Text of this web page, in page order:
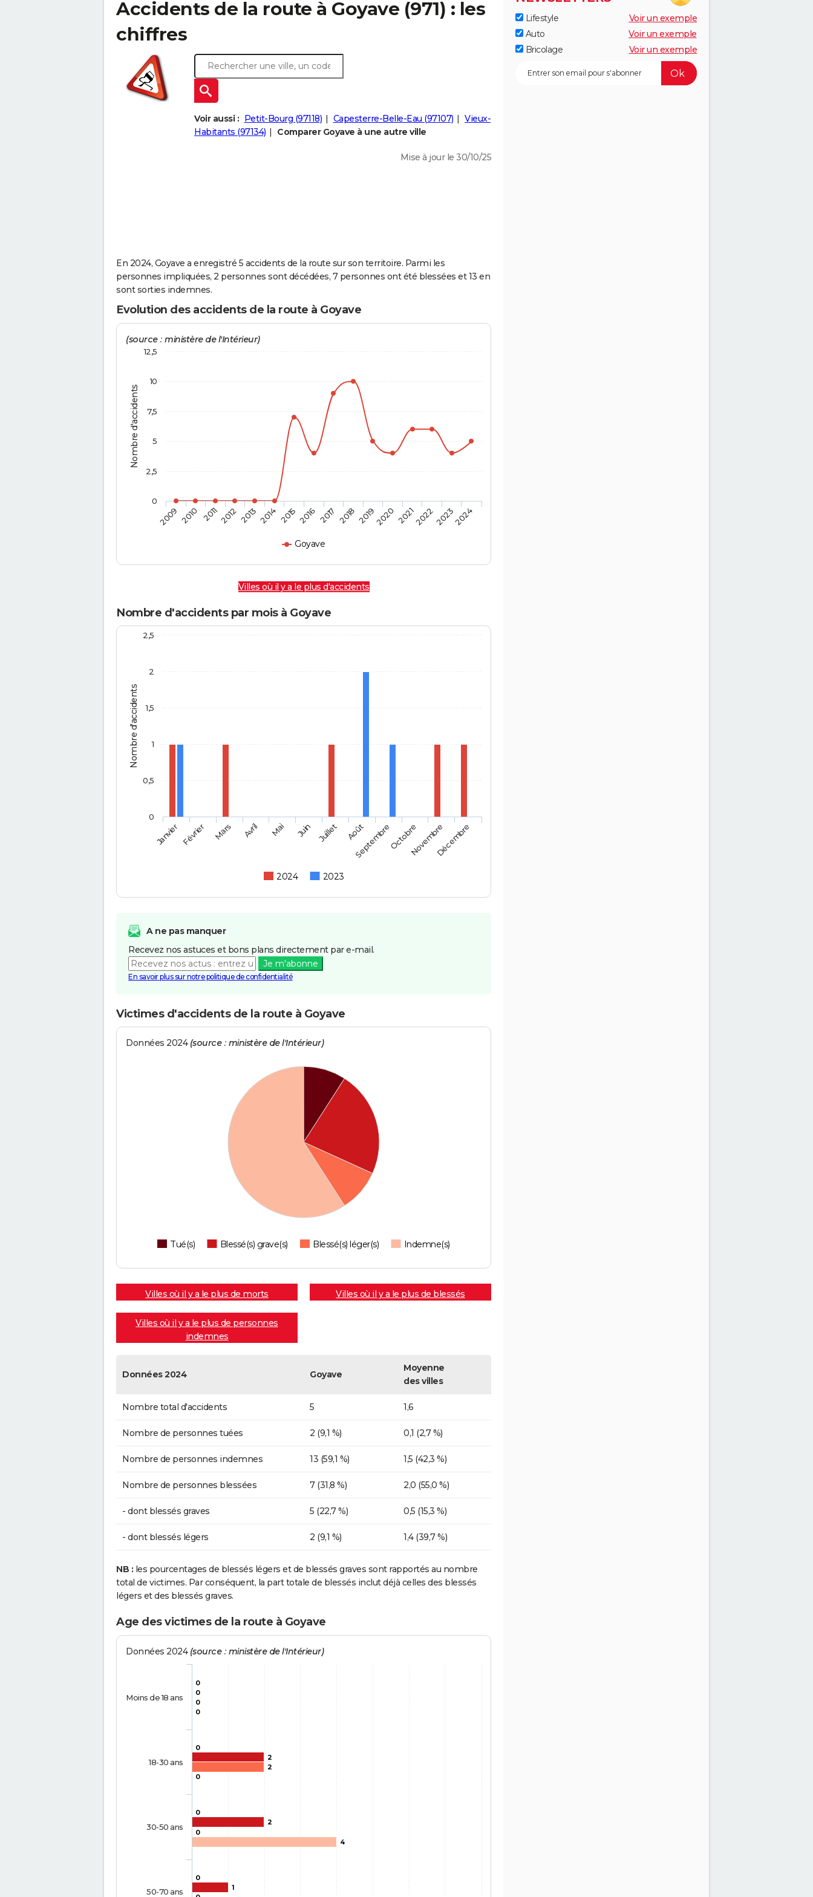
Accidents de la route à Goyave (971) : les
chiffres
Voir aussi : Petit-Bourg (97118) Capesterre-Belle-Eau (97107)
Vieux-
Habitants (97134)
Comparer Goyave à une autre ville
Mise à jour le 30/10/25
En 2024, Goyave a enregistré 5 accidents de la route sur son territoire. Parmi les
personnes impliquées, 2 personnes sont décédées, 7 personnes ont été blessées et 13 en
sont sorties indemnes.
Evolution des accidents de la route à Goyave
Nombre d'accidents
(source : ministère de l'Intérieur)
Goyave
2009 2010 20112012 2013 2014 2015 2016 2017 2018 20192020 2021202220232024
0
2,5
5
7,5
10
12,5
Villes où il y a le plus d'accidents
Nombre d'accidents par mois à Goyave
Nombre d'accidents
2024 2023
Janvier Février Mars Avril Mai Juin Juillet Août
SeptembreOctobreNovembreDécembre
0
0,5
1
1,5
2
2,5
A ne pas manquer
Recevez nos astuces et bons plans directement par e-mail.
Je m'abonne
En savoir plus sur notre politique de confidentialité
Victimes d'accidents de la route à Goyave
Données 2024 (source : ministère de l'Intérieur)
Tué(s) Blessé(s) grave(s) Blessé(s) léger(s) Indemne(s)
Villes où il y a le plus de morts Villes où il y a le plus de blessés
Villes où il y a le plus de personnes
indemnes
Données 2024 Goyave
Moyenne
des villes
Nombre total d'accidents 5 1,6
Nombre de personnes tuées 2 (9,1 %) 0,1 (2,7 %)
Nombre de personnes indemnes 13 (59,1 %) 1,5 (42,3 %)
Nombre de personnes blessées 7 (31,8 %) 2,0 (55,0 %)
- dont blessés graves 5 (22,7 %) 0,5 (15,3 %)
- dont blessés légers 2 (9,1 %) 1,4 (39,7 %)
NB : les pourcentages de blessés légers et de blessés graves sont rapportés au nombre
total de victimes. Par conséquent, la part totale de blessés inclut déjà celles des blessés
légers et des blessés graves.
Age des victimes de la route à Goyave
Données 2024 (source : ministère de l'Intérieur)
0
0
0
0
0
2
2
1
0
2
0
0
0
4
Moins de 18 ans
18-30 ans
30-50 ans
50-70 ans
Lifestyle
Voir un exemple
Auto
Voir un exemple
Bricolage
Voir un exemple